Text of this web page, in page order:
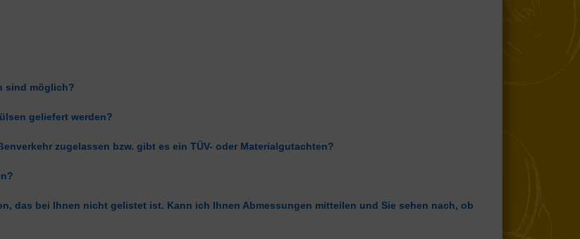
sind möglich?
geliefert werden?
zugelassen bzw. gibt es ein TÜV- oder Materialgutachten?
das bei Ihnen nicht gelistet ist. Kann ich Ihnen Abmessungen mitteilen und Sie sehen nach, ob